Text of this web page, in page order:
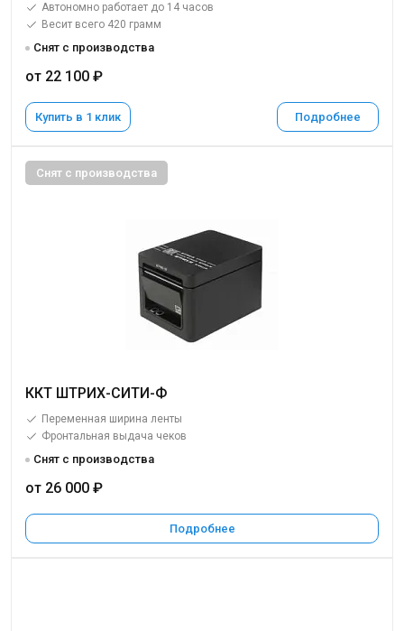
Автономно работает до 14 часов
Весит всего 420 грамм
Снят с производства
от 22 100 ₽
Купить в 1 клик Подробнее
Снят с производства
ККТ ШТРИХ-СИТИ-Ф
Переменная ширина ленты
Фронтальная выдача чеков
Снят с производства
от 26 000 ₽
Подробнее